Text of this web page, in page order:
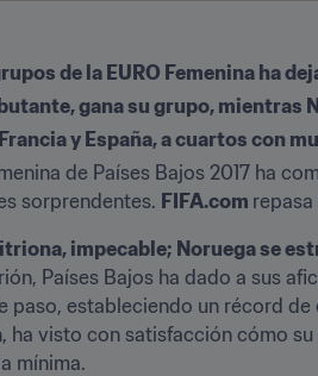
de la EURO Femenina ha
gana su grupo, mientras
y España, a cuartos con
de Países Bajos 2017 ha
sorprendentes. FIFA.com
impecable; Noruega se
Países Bajos ha dado a sus
paso, estableciendo un récord
ha visto con satisfacción cómo
mínima.